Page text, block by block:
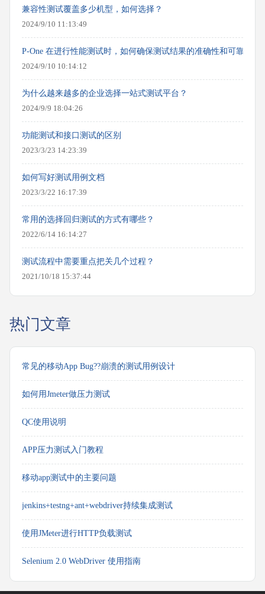
兼容性测试覆盖多少机型，如何选择？
2024/9/10 11:13:49
P-One 在进行性能测试时，如何确保测试结果的准确性和可靠性？
2024/9/10 10:14:12
为什么越来越多的企业选择一站式测试平台？
2024/9/9 18:04:26
功能测试和接口测试的区别
2023/3/23 14:23:39
如何写好测试用例文档
2023/3/22 16:17:39
常用的选择回归测试的方式有哪些？
2022/6/14 16:14:27
测试流程中需要重点把关几个过程？
2021/10/18 15:37:44
热门文章
常见的移动App Bug??崩溃的测试用例设计
如何用Jmeter做压力测试
QC使用说明
APP压力测试入门教程
移动app测试中的主要问题
jenkins+testng+ant+webdriver持续集成测试
使用JMeter进行HTTP负载测试
Selenium 2.0 WebDriver 使用指南